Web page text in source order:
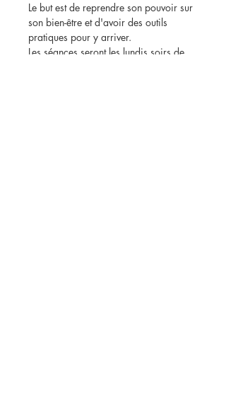
Le but est de reprendre son pouvoir sur
son bien-être et d'avoir des outils
pratiques pour y arriver.
Les séances seront les lundis soirs de